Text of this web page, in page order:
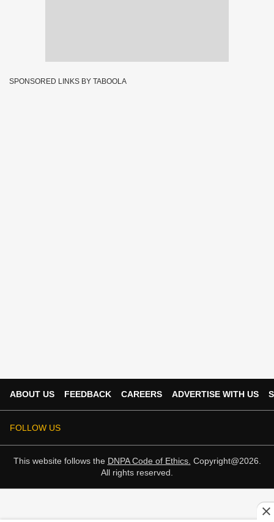
SPONSORED LINKS BY TABOOLA
ABOUT US FEEDBACK CAREERS ADVERTISE WITH US
FOLLOW US
This website follows the DNPA Code of Ethics. Copyright@2026.
All rights reserved.